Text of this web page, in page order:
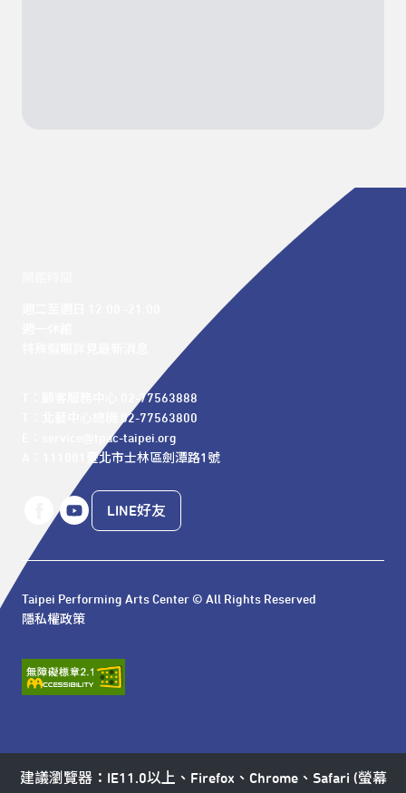
T：顧客服務中心 02-77563888
T：北藝中心總機 02-77563800
E：service@tpac-taipei.org
A：111081臺北市士林區劍潭路1號
LINE好友
Taipei Performing Arts Center © All Rights Reserved
隱私權政策
建議瀏覽器：IE11.0以上、Firefox、Chrome、Safari (螢幕